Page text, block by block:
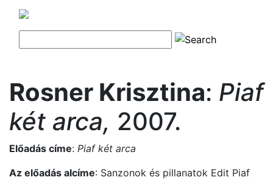
Rosner Krisztina: Piaf
két arca, 2007.
Előadás címe: Piaf két arca
Az előadás alcíme: Sanzonok és pillanatok Edit Piaf